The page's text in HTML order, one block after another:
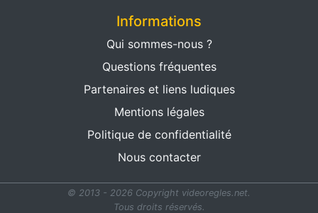
Informations
Qui sommes-nous ?
Questions fréquentes
Partenaires et liens ludiques
Mentions légales
Politique de confidentialité
Nous contacter
© 2013 - 2026 Copyright videoregles.net.
Tous droits réservés.